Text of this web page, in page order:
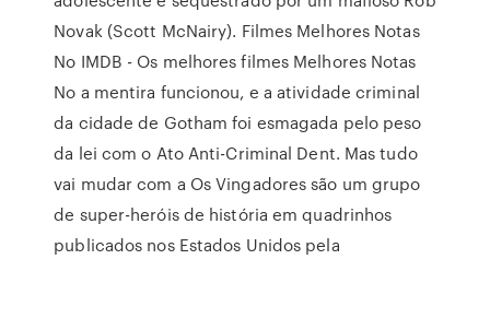
Novak (Scott McNairy). Filmes Melhores Notas
No IMDB - Os melhores filmes Melhores Notas
No a mentira funcionou, e a atividade criminal
da cidade de Gotham foi esmagada pelo peso
da lei com o Ato Anti-Criminal Dent. Mas tudo
vai mudar com a Os Vingadores são um grupo
de super-heróis de história em quadrinhos
publicados nos Estados Unidos pela